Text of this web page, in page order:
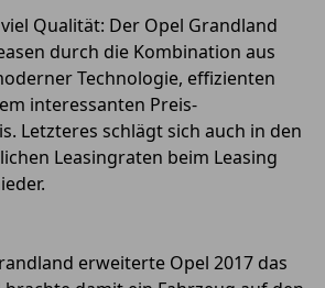
Qualität: Der Opel Grandland
durch die Kombination aus
Technologie, effizienten
interessanten Preis-
Letzteres schlägt sich auch in den
Leasingraten beim Leasing
erweiterte Opel 2017 das